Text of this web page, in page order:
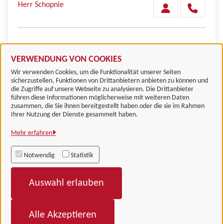
VERWENDUNG VON COOKIES
Wir verwenden Cookies, um die Funktionalität unserer Seiten
sicherzustellen, Funktionen von Drittanbietern anbieten zu können und
die Zugriffe auf unsere Webseite zu analysieren. Die Drittanbieter
führen diese Informationen möglicherweise mit weiteren Daten
zusammen, die Sie ihnen bereitgestellt haben oder die sie im Rahmen
Ihrer Nutzung der Dienste gesammelt haben.
Mehr erfahren
Notwendig Statistik
Auswahl erlauben
Alle Akzeptieren
Herr Schopnie
Landkreis Göttingen
Alle Rechte vorbehalten
Barrierefreiheit